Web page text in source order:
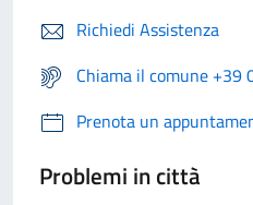
Richiedi Assistenza
Chiama il comune +39
Prenota un
Problemi in città